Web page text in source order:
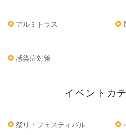
アルミトラス
感染症対策
イベントカ
祭り・フェスティバル